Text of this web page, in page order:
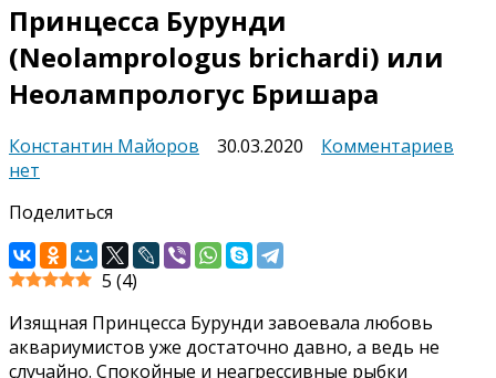
Принцесса Бурунди
(Neolamprologus brichardi) или
Неолампрологус Бришара
Константин Майоров 30.03.2020 Комментариев
нет
Поделиться
5 (4)
Изящная Принцесса Бурунди завоевала любовь
аквариумистов уже достаточно давно, а ведь не
случайно. Спокойные и неагрессивные рыбки